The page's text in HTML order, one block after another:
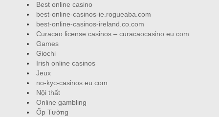
Best online casino
best-online-casinos-ie.rogueaba.com
best-online-casinos-ireland.co.com
Curacao license casinos – curacaocasino.eu.com
Games
Giochi
Irish online casinos
Jeux
no-kyc-casinos.eu.com
Nội thất
Online gambling
Ốp Tường